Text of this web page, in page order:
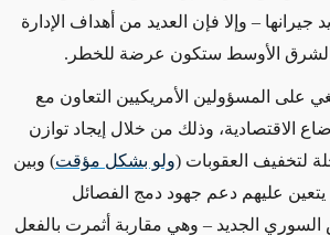
– وإلا فإن العديد من أهداف الإدارة
الشرق الأوسط ستكون عرضة للخطر.
على المسؤولين الأمريكيين التعاون مع
الاقتصادية، وذلك من خلال إيجاد توازن
لتخفيف العقوبات (ولو بشكل مؤقت) وبين
عليهم دعم جهود دمج الفصائل
الجديد – وهي مقاربة أثمرت بالفعل